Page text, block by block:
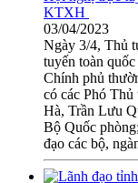
KTXH
03/04/2023
Ngày 3/4, Thủ
tuyến toàn
Chính phủ
có các Phó
Hà, Trần Lưu
Bộ Quốc
đạo các bộ,